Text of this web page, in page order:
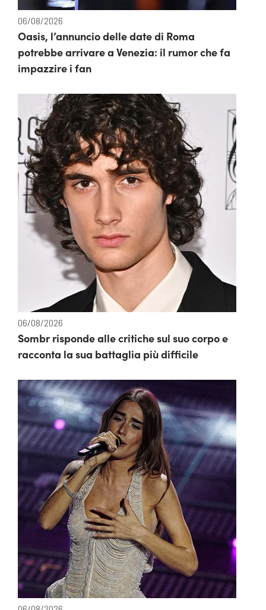
06/08/2026
Oasis, l’annuncio delle date di Roma
potrebbe arrivare a Venezia: il rumor che fa
impazzire i fan
06/08/2026
Sombr risponde alle critiche sul suo corpo e
racconta la sua battaglia più difficile